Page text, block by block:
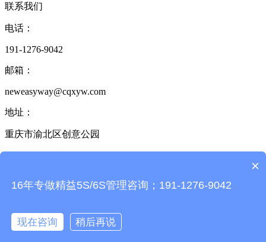
联系我们
电话：
191-1276-9042
邮箱：
neweasyway@cqxyw.com
地址：
重庆市渝北区创意公园
6S管理咨询热线：
Copyright © 2014-2025 6S咨询服务中心 版权所有
×
16年专做精益5S/6S管理咨询；191-1276-9042
现在咨询 稍后再说